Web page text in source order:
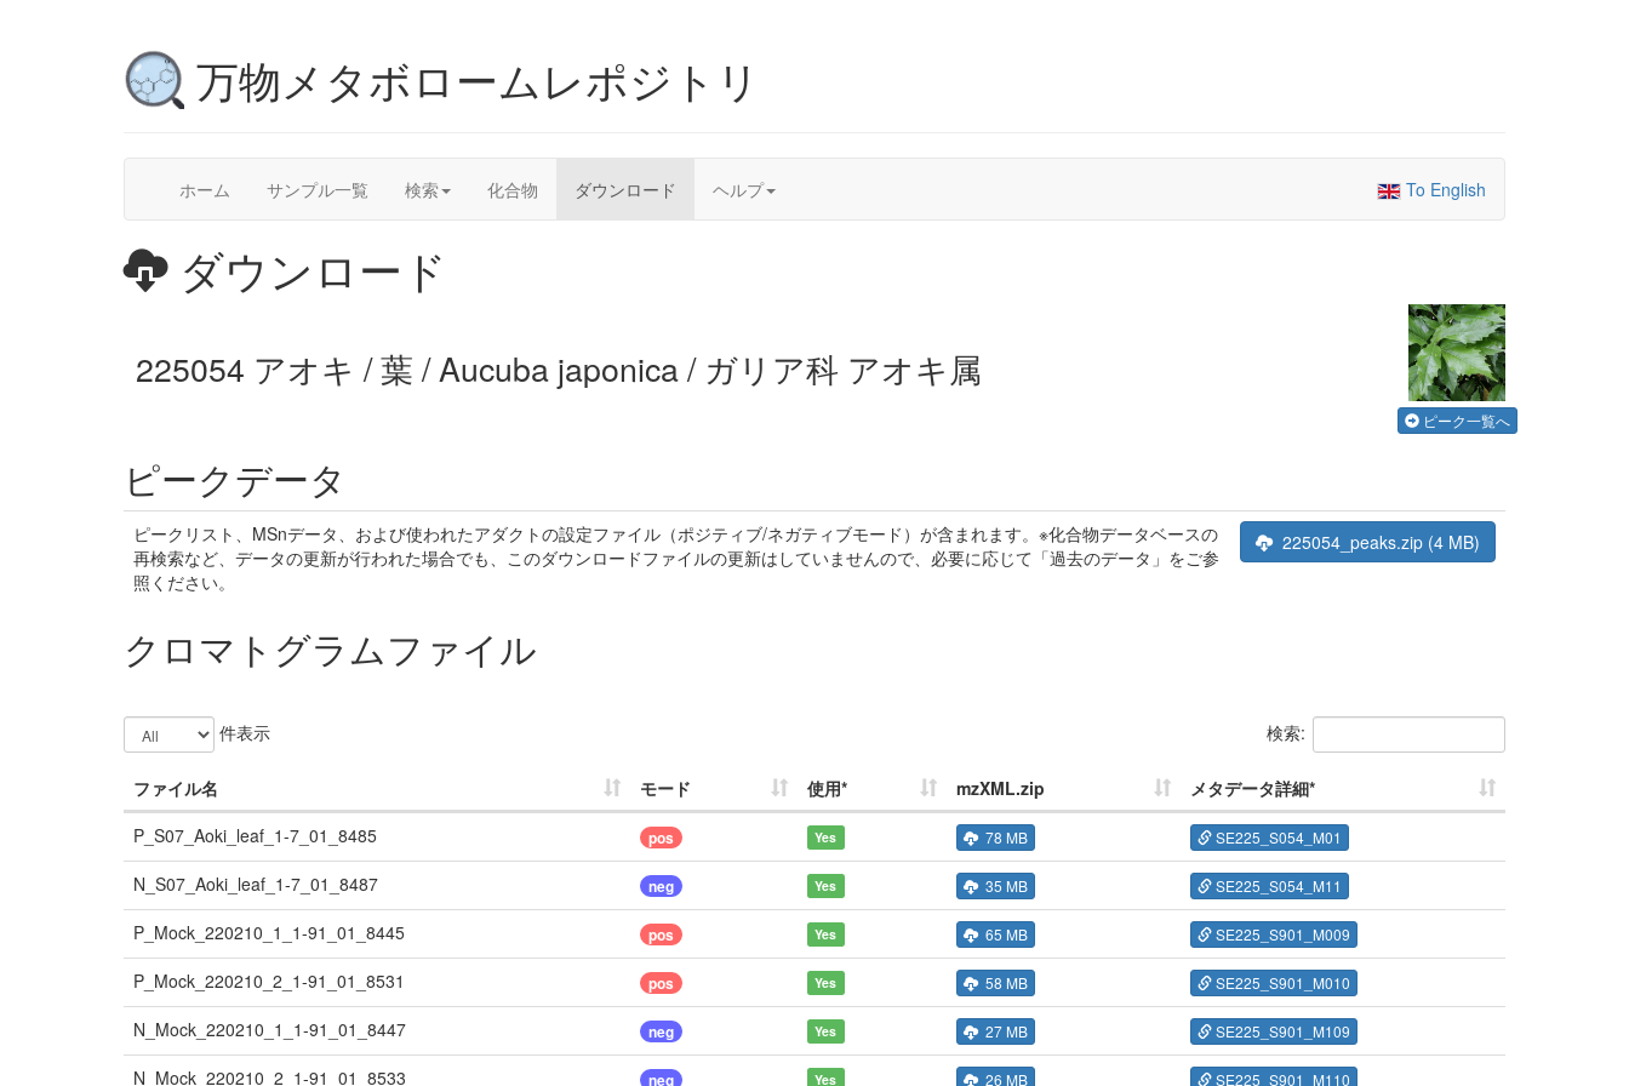
万物メタボロームレポジトリ
ホーム サンプル一覧 検索 化合物 ダウンロード ヘルプ To English
ダウンロード
225054 アオキ / 葉 / Aucuba japonica / ガリア科 アオキ属
ピーク一覧へ
ピークデータ
ピークリスト、MSnデータ、および使われたアダクトの設定ファイル（ポジティブ/ネガティブモード）が含まれます。※化合物データベースの
再検索など、データの更新が行われた場合でも、このダウンロードファイルの更新はしていませんので、必要に応じて「過去のデータ」をご参
照ください。
225054_peaks.zip (4 MB)
クロマトグラムファイル
件表示 検索:
ファイル名 モード 使用* mzXML.zip
メタデータ詳細*
P_S07_Aoki_leaf_1-7_01_8485
pos Yes 78 MB SE225_S054_M01
N_S07_Aoki_leaf_1-7_01_8487 neg Yes 35 MB SE225_S054_M11
P_Mock_220210_1_1-91_01_8445 pos Yes 65 MB SE225_S901_M009
P_Mock_220210_2_1-91_01_8531 pos Yes 58 MB SE225_S901_M010
N_Mock_220210_1_1-91_01_8447 neg Yes 27 MB SE225_S901_M109
N_Mock_220210_2_1-91_01_8533 neg Yes 26 MB SE225_S901_M110